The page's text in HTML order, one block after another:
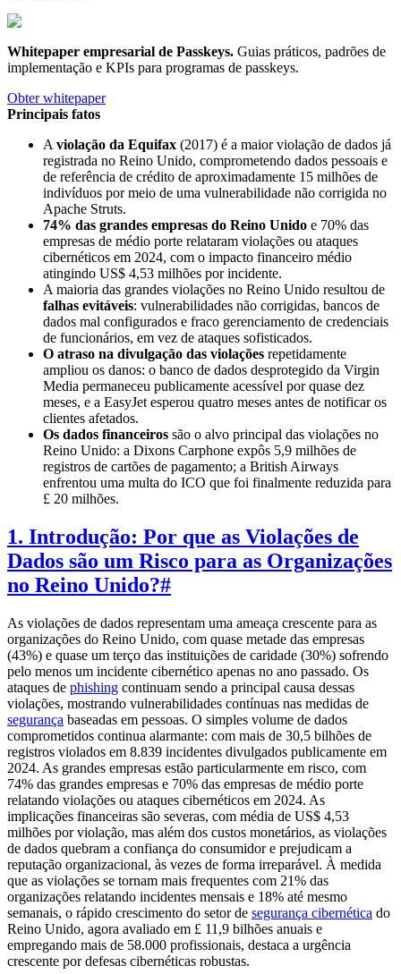
Whitepaper empresarial de Passkeys. Guias práticos, padrões de
implementação e KPIs para programas de passkeys.
Obter whitepaper
Principais fatos
A violação da Equifax (2017) é a maior violação de dados já
registrada no Reino Unido, comprometendo dados pessoais e
de referência de crédito de aproximadamente 15 milhões de
indivíduos por meio de uma vulnerabilidade não corrigida no
Apache Struts.
74% das grandes empresas do Reino Unido e 70% das
empresas de médio porte relataram violações ou ataques
cibernéticos em 2024, com o impacto financeiro médio
atingindo US$ 4,53 milhões por incidente.
A maioria das grandes violações no Reino Unido resultou de
falhas evitáveis: vulnerabilidades não corrigidas, bancos de
dados mal configurados e fraco gerenciamento de credenciais
de funcionários, em vez de ataques sofisticados.
O atraso na divulgação das violações repetidamente
ampliou os danos: o banco de dados desprotegido da Virgin
Media permaneceu publicamente acessível por quase dez
meses, e a EasyJet esperou quatro meses antes de notificar os
clientes afetados.
Os dados financeiros são o alvo principal das violações no
Reino Unido: a Dixons Carphone expôs 5,9 milhões de
registros de cartões de pagamento; a British Airways
enfrentou uma multa do ICO que foi finalmente reduzida para
£ 20 milhões.
1. Introdução: Por que as Violações de
Dados são um Risco para as Organizações
no Reino Unido?#
As violações de dados representam uma ameaça crescente para as
organizações do Reino Unido, com quase metade das empresas
(43%) e quase um terço das instituições de caridade (30%) sofrendo
pelo menos um incidente cibernético apenas no ano passado. Os
ataques de phishing continuam sendo a principal causa dessas
violações, mostrando vulnerabilidades contínuas nas medidas de
segurança baseadas em pessoas. O simples volume de dados
comprometidos continua alarmante: com mais de 30,5 bilhões de
registros violados em 8.839 incidentes divulgados publicamente em
2024. As grandes empresas estão particularmente em risco, com
74% das grandes empresas e 70% das empresas de médio porte
relatando violações ou ataques cibernéticos em 2024. As
implicações financeiras são severas, com média de US$ 4,53
milhões por violação, mas além dos custos monetários, as violações
de dados quebram a confiança do consumidor e prejudicam a
reputação organizacional, às vezes de forma irreparável. À medida
que as violações se tornam mais frequentes com 21% das
organizações relatando incidentes mensais e 18% até mesmo
semanais, o rápido crescimento do setor de segurança cibernética do
Reino Unido, agora avaliado em £ 11,9 bilhões anuais e
empregando mais de 58.000 profissionais, destaca a urgência
crescente por defesas cibernéticas robustas.